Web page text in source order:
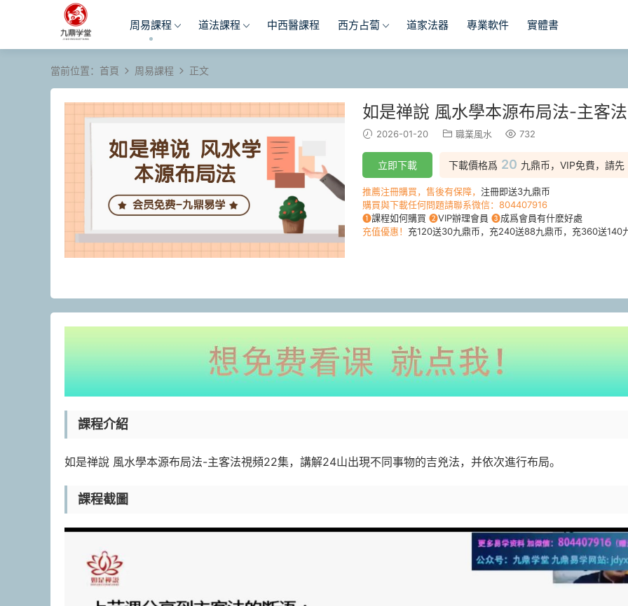
周易課程 道法課程 中西醫課程 西方占蔔 道家法器 專業軟件 實體書
當前位置： 首頁 周易課程 正文
如是禅說 風水學本源布局法-主客法
2026-01-20 職業風水 732
下載價格爲 20 九鼎币，VIP免費，請先
立即下載
推薦注冊購買，售後有保障， 注冊即送3九鼎币
購買與下載任何問題請聯系微信：804407916
❶課程如何購買 ❷VIP辦理會員 ❸成爲會員有什麽好處
充值優惠！ 充120送30九鼎币，充240送88九鼎币，充360送140
課程介紹
如是禅說 風水學本源布局法-主客法視頻22集，講解24山出現不同事物的吉兇法，并依次進行布局。
課程截圖